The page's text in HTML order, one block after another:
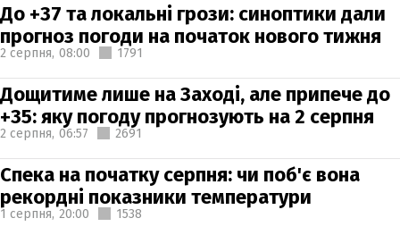
До +37 та локальні грози: синоптики дали
прогноз погоди на початок нового тижня
2 серпня, 08:00 1791
Дощитиме лише на Заході, але припече до
+35: яку погоду прогнозують на 2 серпня
2 серпня, 06:57 2691
Спека на початку серпня: чи поб'є вона
рекордні показники температури
1 серпня, 20:00 1538